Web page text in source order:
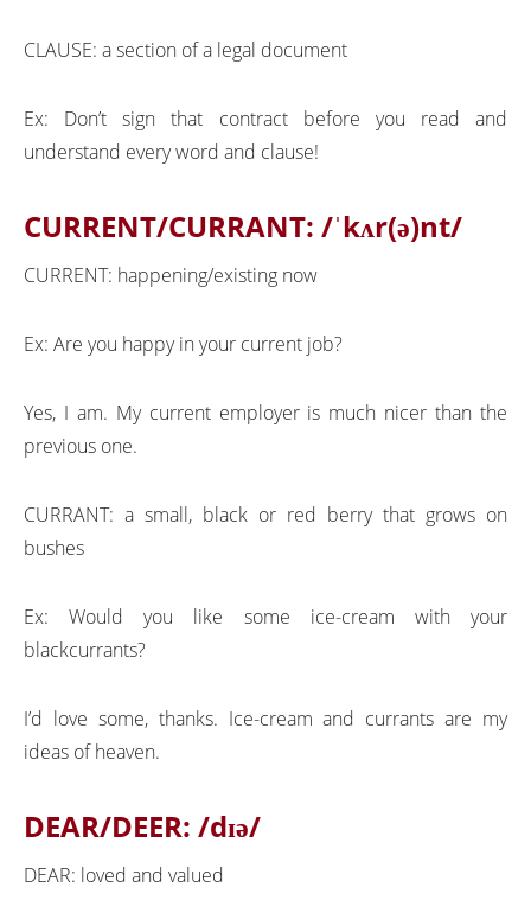
CLAUSE: a section of a legal document
Ex: Don’t sign that contract before you read and
understand every word and clause!
CURRENT/CURRANT: /ˈkʌr(ə)nt/
CURRENT: happening/existing now
Ex: Are you happy in your current job?
Yes, I am. My current employer is much nicer than the
previous one.
CURRANT: a small, black or red berry that grows on
bushes
Ex: Would you like some ice-cream with your
blackcurrants?
I’d love some, thanks. Ice-cream and currants are my
ideas of heaven.
DEAR/DEER: /dɪə/
DEAR: loved and valued